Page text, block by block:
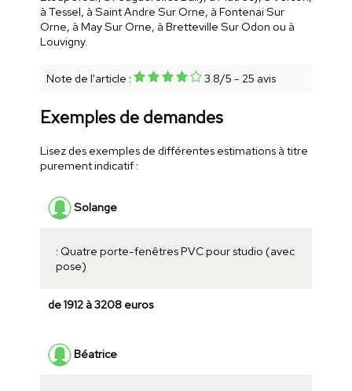
à Tessel, à Saint Andre Sur Orne, à Fontenai Sur
Orne, à May Sur Orne, à Bretteville Sur Odon ou à
Louvigny.
Note de l'article : 3.8/5 - 25 avis
Exemples de demandes
Lisez des exemples de différentes estimations à titre
purement indicatif :
Solange
: Quatre porte-fenêtres PVC pour studio (avec
pose)
de 1912 à 3208 euros
Béatrice